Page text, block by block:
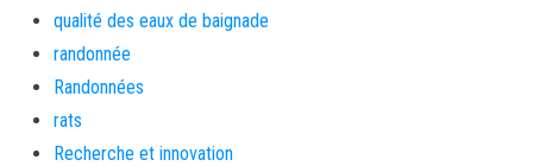
qualité des eaux de baignade
randonnée
Randonnées
rats
Recherche et innovation